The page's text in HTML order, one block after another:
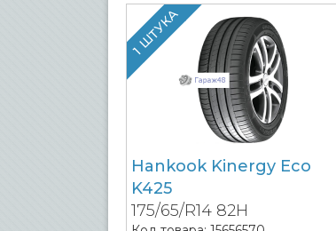
1 ШТУКА
Hankook Kinergy Eco
K425
175/65/R14 82H